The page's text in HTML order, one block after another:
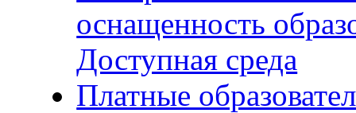
оснащенность
Доступная среда
Платные